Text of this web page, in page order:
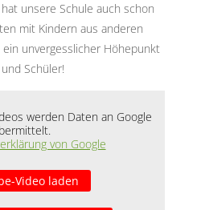
unsere Schule auch schon
mit Kindern aus anderen
unvergesslicher Höhepunkt
Schüler!
werden Daten an Google
von Google
Video laden